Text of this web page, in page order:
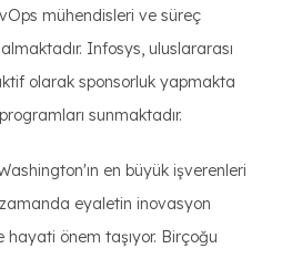
mühendisleri ve süreç
Infosys, uluslararası
olarak sponsorluk yapmakta
sunmaktadır.
en büyük işverenleri
eyaletin inovasyon
hayati önem taşıyor. Birçoğu